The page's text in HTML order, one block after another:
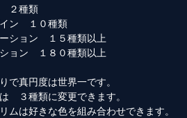
２種類
ン １０種類
ション １５種類以上
ョン １８０種類以上
で真円度は世界一です。
３種類に変更できます。
ムは好きな色を組み合わせできます。